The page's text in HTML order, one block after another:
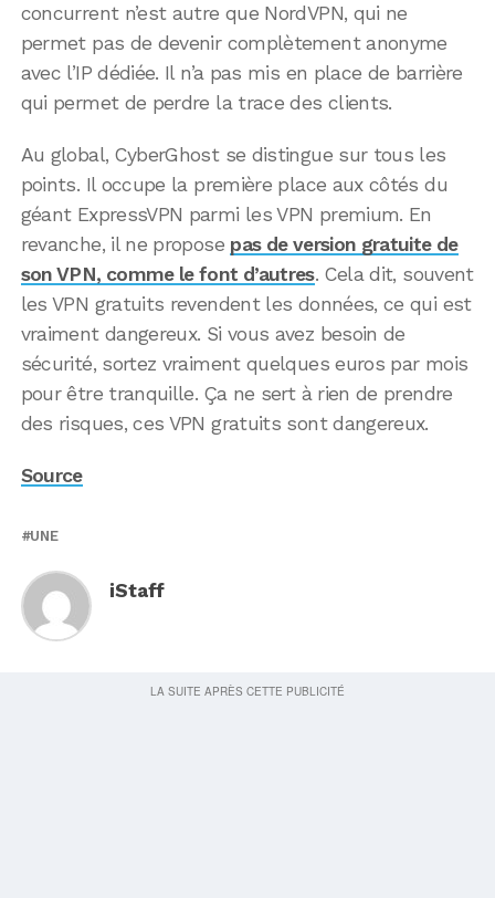
concurrent n’est autre que NordVPN, qui ne
permet pas de devenir complètement anonyme
avec l’IP dédiée. Il n’a pas mis en place de barrière
qui permet de perdre la trace des clients.
Au global, CyberGhost se distingue sur tous les
points. Il occupe la première place aux côtés du
géant ExpressVPN parmi les VPN premium. En
revanche, il ne propose pas de version gratuite de
son VPN, comme le font d’autres. Cela dit, souvent
les VPN gratuits revendent les données, ce qui est
vraiment dangereux. Si vous avez besoin de
sécurité, sortez vraiment quelques euros par mois
pour être tranquille. Ça ne sert à rien de prendre
des risques, ces VPN gratuits sont dangereux.
Source
UNE
iStaff